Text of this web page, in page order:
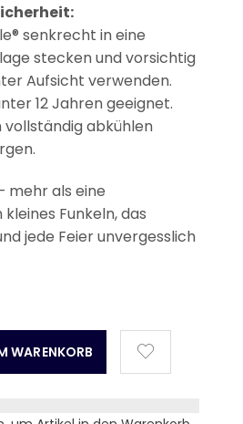
senkrecht in eine
stecken und vorsichtig
Aufsicht verwenden.
12 Jahren geeignet.
abkühlen
mehr als eine
Funkeln, das
jede Feier unvergesslich